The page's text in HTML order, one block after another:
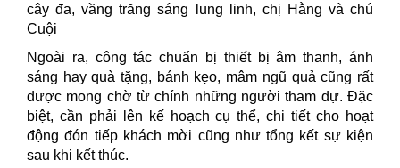
cây đa, vầng trăng sáng lung linh, chị Hằng và chú
Cuội
Ngoài ra, công tác chuẩn bị thiết bị âm thanh, ánh
sáng hay quà tặng, bánh kẹo, mâm ngũ quả cũng rất
được mong chờ từ chính những người tham dự. Đặc
biệt, cần phải lên kế hoạch cụ thể, chi tiết cho hoạt
động đón tiếp khách mời cũng như tổng kết sự kiện
sau khi kết thúc.